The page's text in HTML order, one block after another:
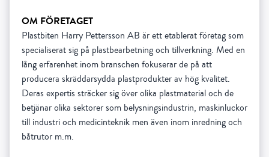
OM FÖRETAGET
Plastbiten Harry Pettersson AB är ett etablerat företag som
specialiserat sig på plastbearbetning och tillverkning. Med en
lång erfarenhet inom branschen fokuserar de på att
producera skräddarsydda plastprodukter av hög kvalitet.
Deras expertis sträcker sig över olika plastmaterial och de
betjänar olika sektorer som belysningsindustrin, maskinluckor
till industri och medicinteknik men även inom inredning och
båtrutor m.m.